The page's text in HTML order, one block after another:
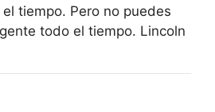
tiempo. Pero no puedes
todo el tiempo. Lincoln